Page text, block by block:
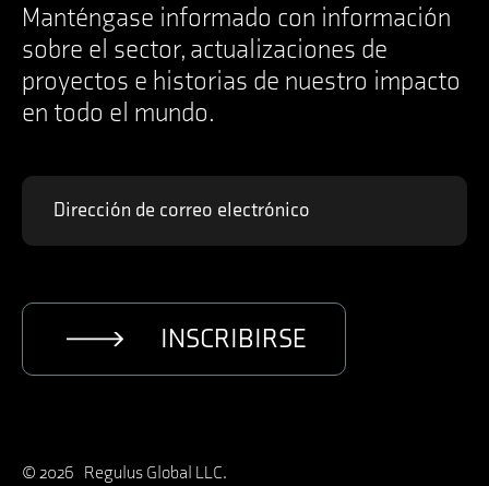
Manténgase informado con información
sobre el sector, actualizaciones de
proyectos e historias de nuestro impacto
en todo el mundo.
INSCRIBIRSE
© 2026 Regulus Global LLC.